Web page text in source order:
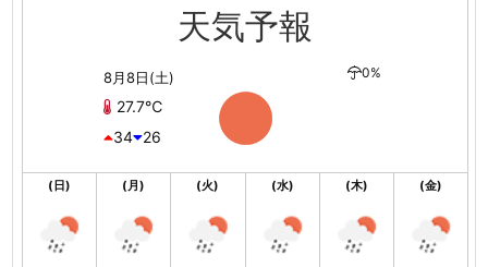
天気予報
8月8日(土)
27.7℃
34 26
0%
(日) (月) (火) (水) (木) (金)